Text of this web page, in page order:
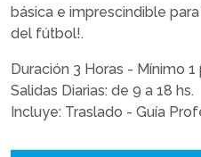
básica e imprescindible
del fútbol!.
Duración 3 Horas - Mínimo
Salidas Diarias: de 9 a 18 hs.
Incluye: Traslado - Guía